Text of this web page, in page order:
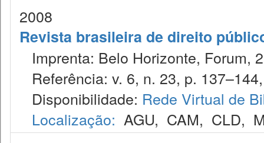
2008
Revista brasileira de direito
Imprenta: Belo Horizonte, Forum,
Referência: v. 6, n. 23, p.
Disponibilidade: Rede Virtual de
Localização: AGU, CAM, CLD,